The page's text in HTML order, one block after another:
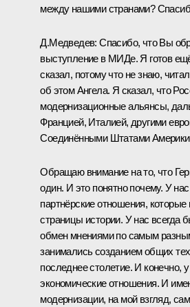
между нашими странами?
Д.Медведев:Спасибо, что Вы
выступлениев МИДе. Я готов ещё
сказал, потому что не знаю,
об этом Ангела. Я сказал, что
модернизационные альянсы,
Францией, Италией, другими
Соединёнными Штатами
Обращаю внимание на то, что
один. И это понятно почему. У
партнёрские отношения,
страницы истории. У нас всегда
обмен мнениями по самым
занимались созданием общих
последнее столетие. И конечно,
экономические отношения. И
модернизации, на мой взгляд,